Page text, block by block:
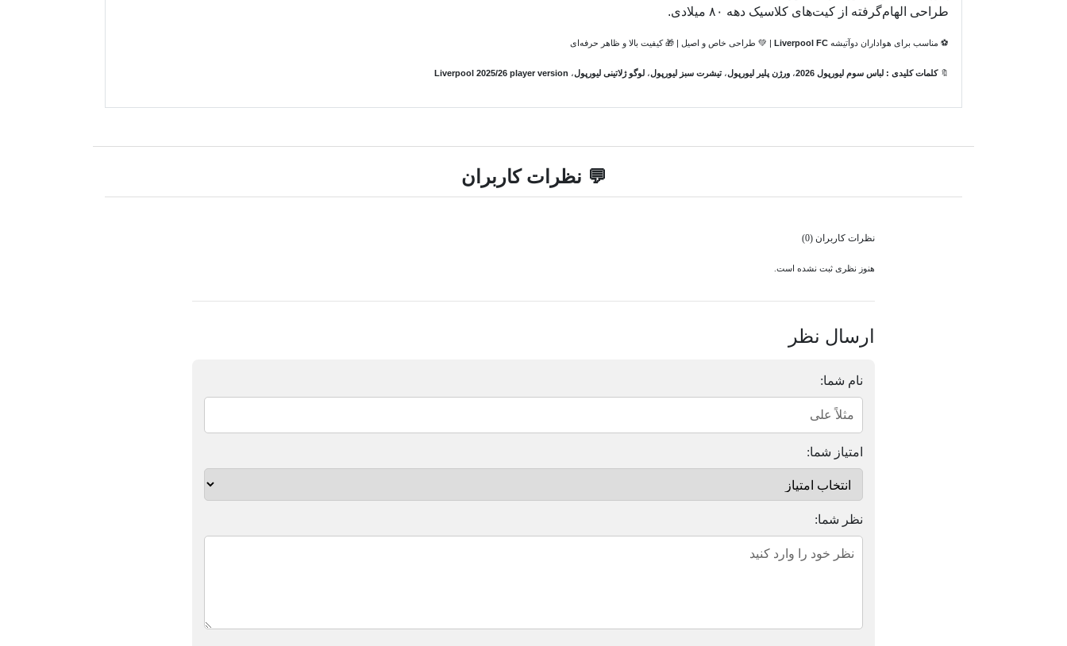
طراحی الهام‌گرفته از کیت‌های کلاسیک دهه ۸۰ میلادی.
⚽ مناسب برای هواداران دوآتیشه Liverpool FC | 💚 طراحی خاص و اصیل | 🎁 کیفیت بالا و ظاهر حرفه‌ای
🔖کلمات کلیدی : لباس سوم لیورپول 2026 ، ورژن پلیر لیورپول،تیشرت سبز لیورپول، لوگو ژلاتینی لیورپول، Liverpool 2025/26 player version
💬 نظرات کاربران
نظرات کاربران (0)
هنوز نظری ثبت نشده است.
ارسال نظر
نام شما:
امتیاز شما:
نظر شما: